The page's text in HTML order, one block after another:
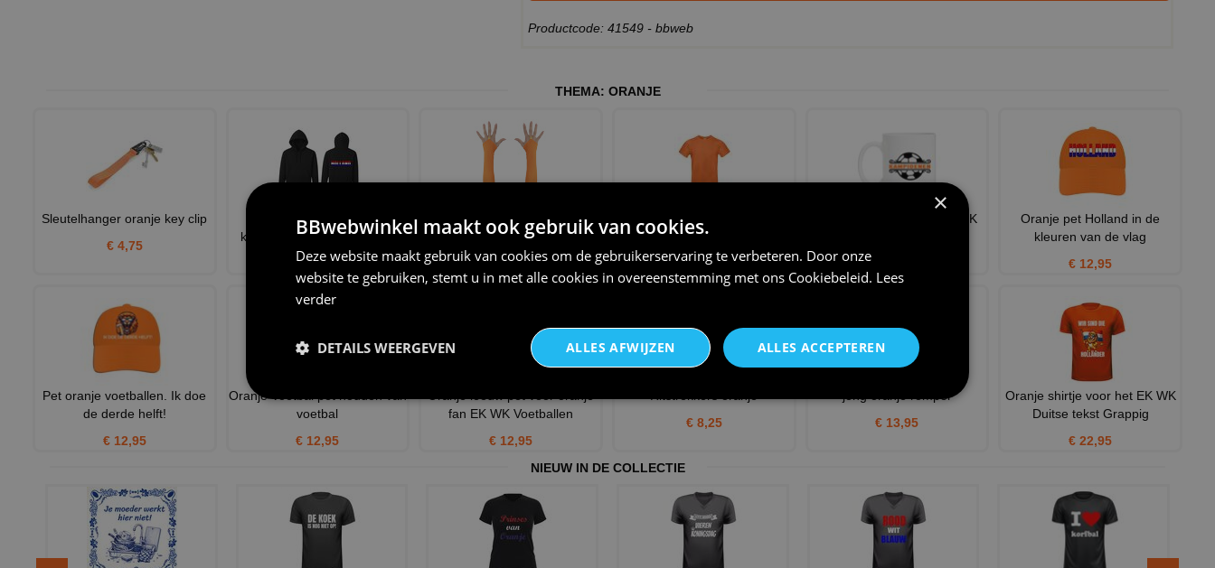
Productcode: 41549 - bbweb
THEMA: ORANJE
Sleutelhanger oranje key clip
€ 4,75
Holland hoodie opdruk in
kleuren van de Nederlands
€ 39,95
vingerloze handschoenen
satijn, neon oranje
€ 9,95
Modern T-shirt voor heren
urban oranje unisex koni
€ 8,95
Kampioenen oranje shirt EK
Oranje pet Holland in de
kleuren van de vlag
€ 12,95
Pet oranje voetballen. Ik doe
de derde helft!
€ 12,95
Oranje Voetbal pet houden van
voetbal
€ 12,95
Oranje leeuw pet voor oranje
fan EK WK Voetballen
€ 12,95
Ritstrekkers oranje
€ 8,25
jong oranje romper
€ 13,95
Oranje shirtje voor het EK WK
Duitse tekst Grappig
€ 22,95
NIEUW IN DE COLLECTIE
×
BBwebwinkel maakt ook gebruik van cookies.
Deze website maakt gebruik van cookies om de gebruikerservaring te verbeteren. Door onze
website te gebruiken, stemt u in met alle cookies in overeenstemming met ons Cookiebeleid. Lees
verder
ALLES ACCEPTEREN
ALLES AFWIJZEN
DETAILS WEERGEVEN